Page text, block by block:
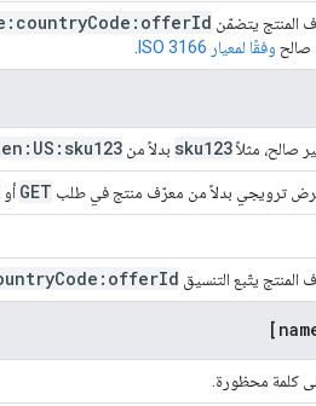
المنتج يتضمّن Code:offerId
صالح وفقًا لمعيار ISO 3166
صالح، مثلاًsku123 بدلاً من
ترويجي بدلاً من معرّف منتج في طلب GET أو
يتّبع التنسيق Code:offerId
كلمة محظورة.